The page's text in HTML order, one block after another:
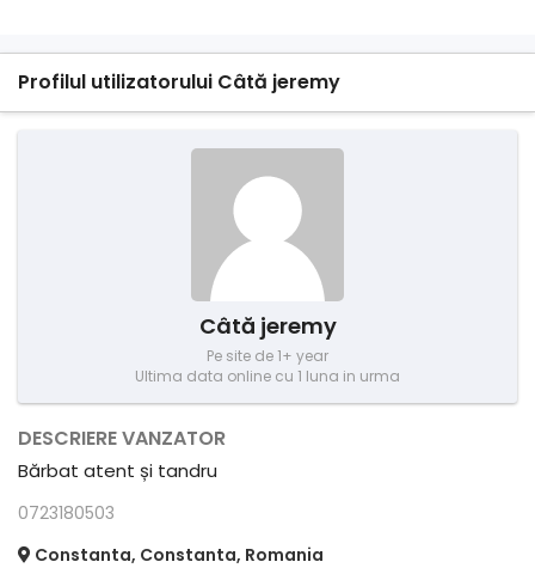
Profilul utilizatorului Câtă jeremy
Câtă jeremy
Pe site de 1+ year
Ultima data online cu 1 luna in urma
DESCRIERE VANZATOR
Bărbat atent și tandru
0723180503
Constanta, Constanta, Romania